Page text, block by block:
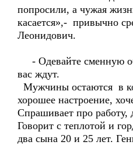
попросили, а чужая
касается»,- привычно
Леонидович.
- Одевайте сменную
вас ждут.
Мужчины остаются в
хорошее настроение,
Спрашивает про работу,
Говорит с теплотой и
два сына 20 и 25 лет.